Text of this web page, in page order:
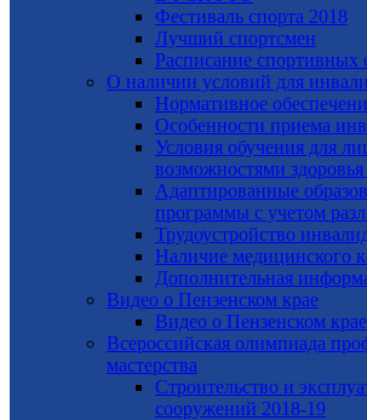
Фестиваль спорта 2018
Лучший спортсмен
Расписание спортивных
О наличии условий для
Нормативное
Особенности приема
Условия обучения для
возможностями
Адаптированные
программы с учетом
Трудоустройство
Наличие медицинского
Дополнительная
Видео о Пензенском крае
Видео о Пензенском крае
Всероссийская олимпиада
мастерства
Строительство и
сооружений 2018-19